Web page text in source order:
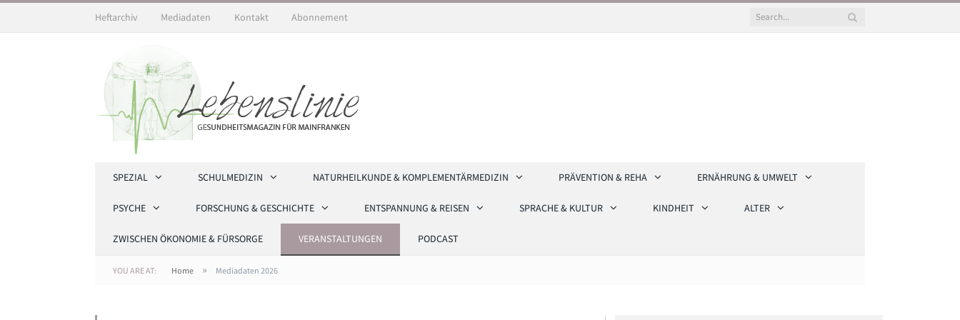
Heftarchiv Mediadaten Kontakt Abonnement
SPEZIAL SCHULMEDIZIN NATURHEILKUNDE & KOMPLEMENTÄRMEDIZIN PRÄVENTION & REHA ERNÄHRUNG & UMWELT
PSYCHE FORSCHUNG & GESCHICHTE ENTSPANNUNG & REISEN SPRACHE & KULTUR KINDHEIT ALTER
ZWISCHEN ÖKONOMIE & FÜRSORGE VERANSTALTUNGEN PODCAST
YOU ARE AT: Home » Mediadaten 2026